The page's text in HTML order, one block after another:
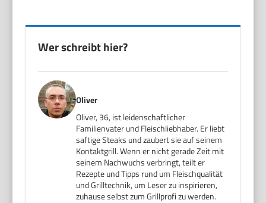
Wer schreibt hier?
Oliver
Oliver, 36, ist leidenschaftlicher
Familienvater und Fleischliebhaber. Er liebt
saftige Steaks und zaubert sie auf seinem
Kontaktgrill. Wenn er nicht gerade Zeit mit
seinem Nachwuchs verbringt, teilt er
Rezepte und Tipps rund um Fleischqualität
und Grilltechnik, um Leser zu inspirieren,
zuhause selbst zum Grillprofi zu werden.